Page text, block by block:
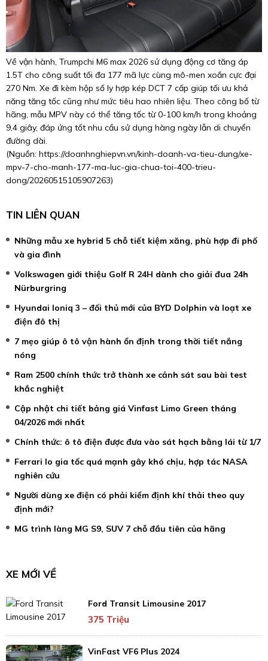
Về vận hành, Trumpchi M6 max 2026 sử dụng động cơ tăng áp
1.5T cho công suất tối đa 177 mã lực cùng mô-men xoắn cực đại
270 Nm. Xe đi kèm hộp số ly hợp kép DCT 7 cấp giúp tối ưu khả
năng tăng tốc cũng như mức tiêu hao nhiên liệu. Theo công bố từ
hãng, mẫu MPV này có thể tăng tốc từ 0-100 km/h trong khoảng
9,4 giây, đáp ứng tốt nhu cầu sử dụng hàng ngày lẫn di chuyển
đường dài.
(Nguồn: https://doanhnghiepvn.vn/kinh-doanh-va-tieu-dung/xe-
mpv-7-cho-manh-177-ma-luc-gia-chua-toi-400-trieu-
dong/20260515105907263)
TIN LIÊN QUAN
Những mẫu xe hybrid 5 chỗ tiết kiệm xăng, phù hợp đi phố
và gia đình
Volkswagen giới thiệu Golf R 24H dành cho giải đua 24h
Nürburgring
Hyundai Ioniq 3 – đối thủ mới của BYD Dolphin và loạt xe
điện đô thị
7 mẹo giúp ô tô vận hành ổn định trong thời tiết nắng
nóng
Ram 2500 chính thức trở thành xe cảnh sát sau bài test
khắc nghiệt
Cập nhật chi tiết bảng giá Vinfast Limo Green tháng
04/2026 mới nhất
Chính thức: ô tô điện được đưa vào sát hạch bằng lái từ 1/7
Ferrari lo gia tốc quá mạnh gây khó chịu, hợp tác NASA
nghiên cứu
Người dùng xe điện có phải kiểm định khí thải theo quy
định mới?
MG trình làng MG S9, SUV 7 chỗ đầu tiên của hãng
XE MỚI VỀ
Ford Transit Limousine 2017
375 Triệu
VinFast VF6 Plus 2024